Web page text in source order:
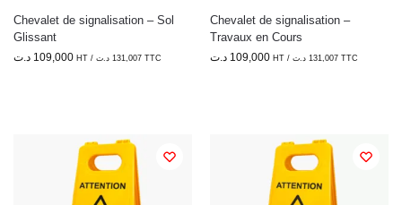
Chevalet de signalisation – Sol
Glissant
109,000 د.ت HT / 131,007 د.ت TTC
Chevalet de signalisation –
Travaux en Cours
109,000 د.ت HT / 131,007 د.ت TTC